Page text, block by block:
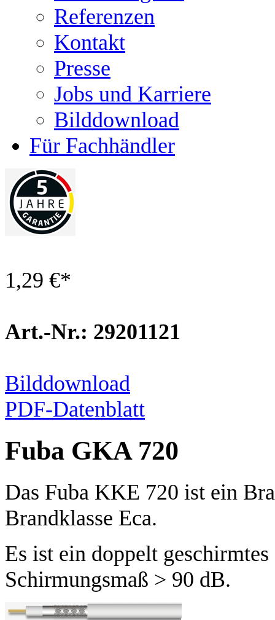
Referenzen
Kontakt
Presse
Jobs und Karriere
Bilddownload
Für Fachhändler
1,29 €*
Art.-Nr.: 29201121
Bilddownload
PDF-Datenblatt
Fuba GKA 720
Das Fuba KKE 720 ist ein
Brandklasse Eca.
Es ist ein doppelt
Schirmungsmaß > 90 dB.